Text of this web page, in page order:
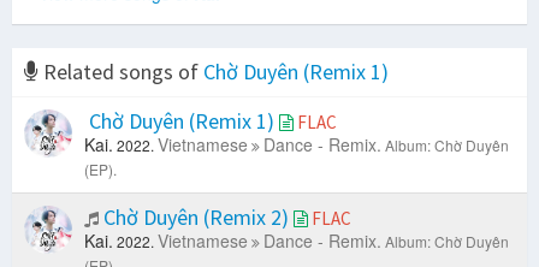
Related songs of Chờ Duyên (Remix 1)
Chờ Duyên (Remix 1)
FLAC
Kai. 2022. Vietnamese Dance - Remix. Album: Chờ Duyên
(EP).
Chờ Duyên (Remix 2) FLAC
Kai. 2022. Vietnamese Dance - Remix. Album: Chờ Duyên